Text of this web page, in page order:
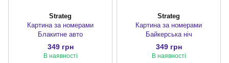
Strateg
Картина за номерами
Блакитне авто
349 грн
В наявності
Strateg
Картина за номерами
Байкерська ніч
349 грн
В наявності